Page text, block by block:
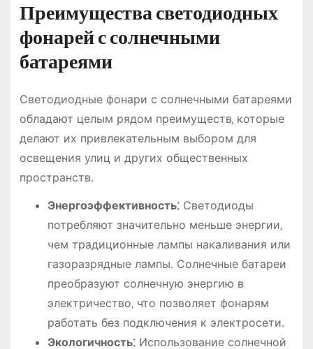
Преимущества светодиодных
фонарей с солнечными
батареями
Светодиодные фонари с солнечными батареями
обладают целым рядом преимуществ‚ которые
делают их привлекательным выбором для
освещения улиц и других общественных
пространств․
Энергоэффективность⁚Светодиоды
потребляют значительно меньше энергии‚
чем традиционные лампы накаливания или
газоразрядные лампы․ Солнечные батареи
преобразуют солнечную энергию в
электричество‚ что позволяет фонарям
работать без подключения к электросети․
Экологичность⁚Использование солнечной